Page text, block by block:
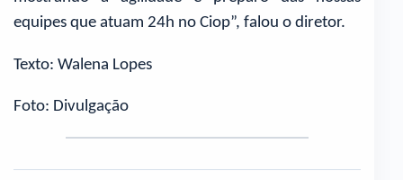
equipes que atuam 24h no Ciop”, falou o diretor.
Texto: Walena Lopes
Foto: Divulgação